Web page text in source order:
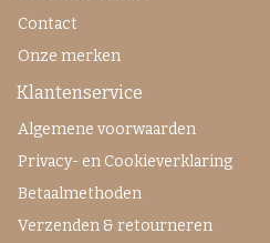
Contact
Onze merken
Klantenservice
Algemene voorwaarden
Privacy- en Cookieverklaring
Betaalmethoden
Verzenden & retourneren